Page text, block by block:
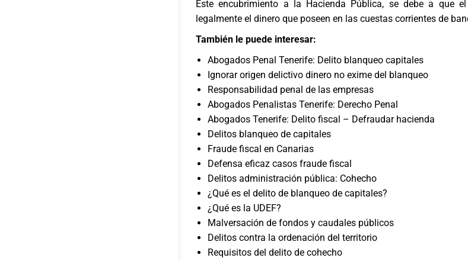
Este encubrimiento a la Hacienda Pública, se debe a que
legalmente el dinero que poseen en las cuestas corrientes de
También le puede interesar:
Abogados Penal Tenerife: Delito blanqueo capitales
Ignorar origen delictivo dinero no exime del blanqueo
Responsabilidad penal de las empresas
Abogados Penalistas Tenerife: Derecho Penal
Abogados Tenerife: Delito fiscal – Defraudar hacienda
Delitos blanqueo de capitales
Fraude fiscal en Canarias
Defensa eficaz casos fraude fiscal
Delitos administración pública: Cohecho
¿Qué es el delito de blanqueo de capitales?
¿Qué es la UDEF?
Malversación de fondos y caudales públicos
Delitos contra la ordenación del territorio
Requisitos del delito de cohecho